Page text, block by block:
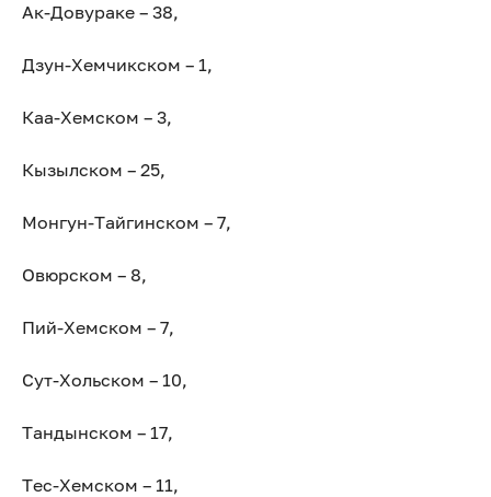
Ак-Довураке – 38,
Дзун-Хемчикском – 1,
Каа-Хемском – 3,
Кызылском – 25,
Монгун-Тайгинском – 7,
Овюрском – 8,
Пий-Хемском – 7,
Сут-Хольском – 10,
Тандынском – 17,
Тес-Хемском – 11,